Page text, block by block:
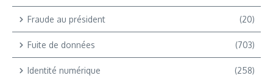
Fraude au président (20)
Fuite de données (703)
Identité numérique (258)